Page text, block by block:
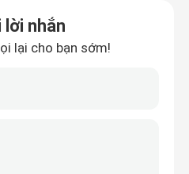
lời nhắn
lại cho bạn sớm!